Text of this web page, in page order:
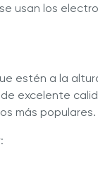
usan los
estén a la
excelente
más populares.